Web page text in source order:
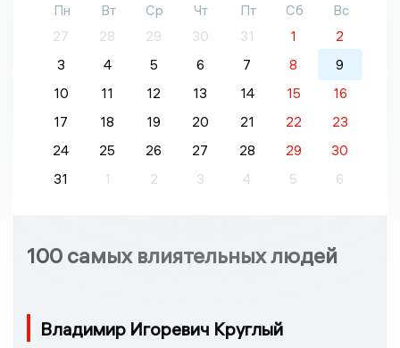
Пн Вт Ср Чт Пт Сб
Вс
27
28 29 30 31 1
2
3
4 5 6 7 8
9
10
11 12 13 14 15
16
17
18 19 20 21 22
23
24
25 26 27 28 29
30
31
1 2 3 4 5 6
100 самых влиятельных людей
Владимир Игоревич Круглый